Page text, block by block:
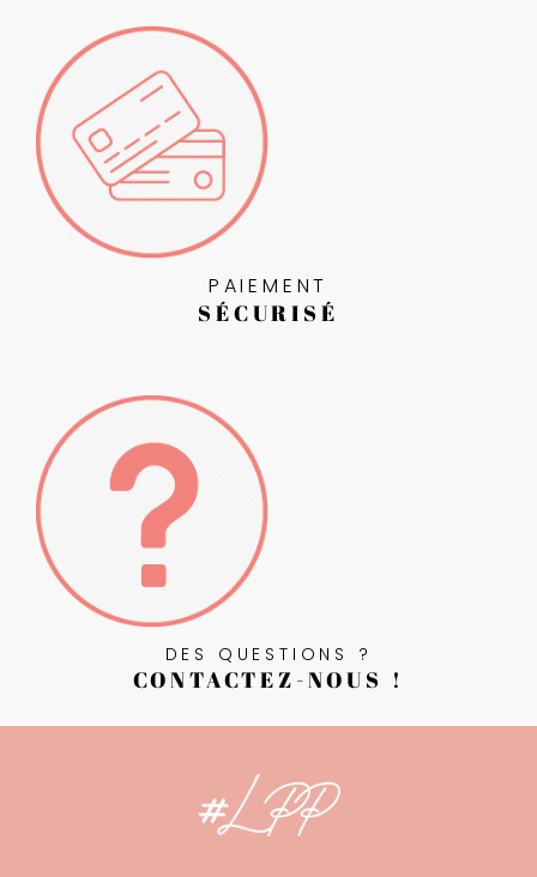
PAIEMENT
SÉCURISÉ
DES QUESTIONS ?
CONTACTEZ-NOUS !